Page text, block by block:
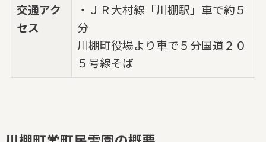
交通アク
セス
・ＪＲ大村線「川棚駅」車で約５
分
川棚町役場より車で５分国道２０
５号線そば